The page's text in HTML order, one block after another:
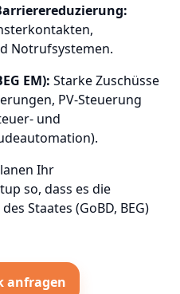
Notrufsystemen.
EM): Starke Zuschüsse
PV-Steuerung
und
Ihr
so, dass es die
Staates (GoBD, BEG)
anfragen